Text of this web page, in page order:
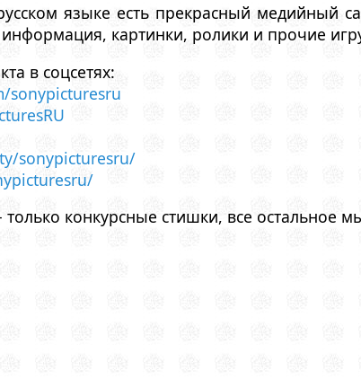
языке есть прекрасный медийный
картинки, ролики и прочие
в соцсетях:
sonypicturesru
sonypicturesru/
конкурсные стишки, все остальное